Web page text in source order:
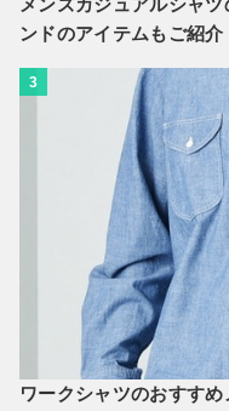
メンズカジュアルシャ
ンドのアイテムもご紹介
3
ワークシャツのおすす